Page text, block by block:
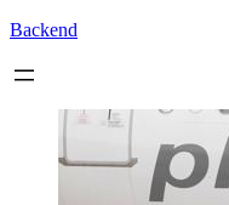
Backend